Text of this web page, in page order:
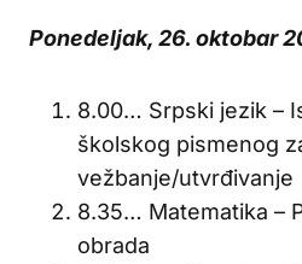
Ponedeljak, 26. oktobar
8.00… Srpski jezik –
školskog pismenog
vežbanje/utvrđivanje
8.35… Matematika –
obrada